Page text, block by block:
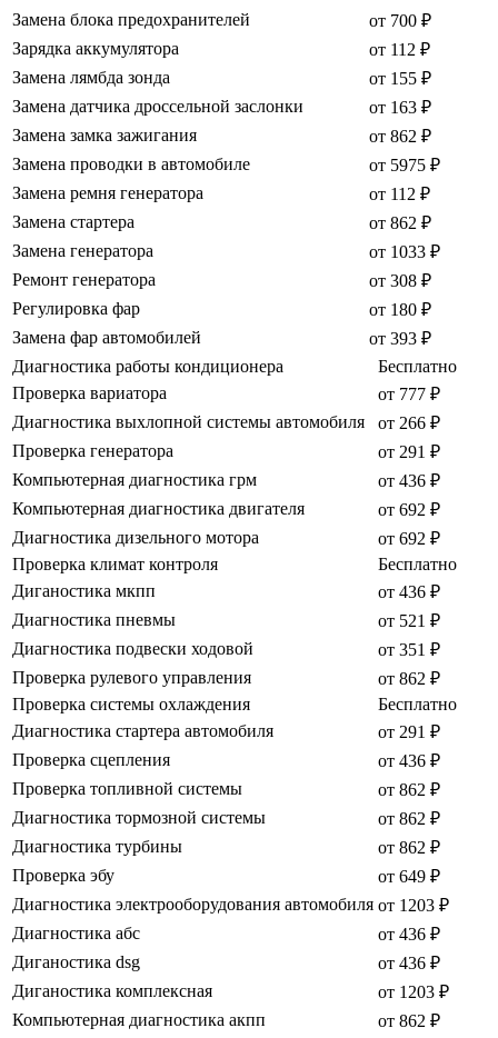
Замена блока предохранителей
от 700 ₽
Зарядка аккумулятора
от 112 ₽
Замена лямбда зонда
от 155 ₽
Замена датчика дроссельной заслонки
от 163 ₽
Замена замка зажигания
от 862 ₽
Замена проводки в автомобиле
от 5975 ₽
Замена ремня генератора
от 112 ₽
Замена стартера
от 862 ₽
Замена генератора
от 1033 ₽
Ремонт генератора
от 308 ₽
Регулировка фар
от 180 ₽
Замена фар автомобилей
от 393 ₽
Диагностика работы кондиционера
Бесплатно
Проверка вариатора
от 777 ₽
Диагностика выхлопной системы автомобиля
от 266 ₽
Проверка генератора
от 291 ₽
Компьютерная диагностика грм
от 436 ₽
Компьютерная диагностика двигателя
от 692 ₽
Диагностика дизельного мотора
от 692 ₽
Проверка климат контроля
Бесплатно
Диганостика мкпп
от 436 ₽
Диагностика пневмы
от 521 ₽
Диагностика подвески ходовой
от 351 ₽
Проверка рулевого управления
от 862 ₽
Проверка системы охлаждения
Бесплатно
Диагностика стартера автомобиля
от 291 ₽
Проверка сцепления
от 436 ₽
Проверка топливной системы
от 862 ₽
Диагностика тормозной системы
от 862 ₽
Диагностика турбины
от 862 ₽
Проверка эбу
от 649 ₽
Диагностика электрооборудования автомобиля от 1203 ₽
Диагностика абс
от 436 ₽
Диганостика dsg
от 436 ₽
Диганостика комплексная
от 1203 ₽
Компьютерная диагностика акпп
от 862 ₽